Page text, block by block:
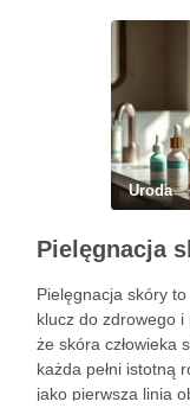
Uroda
Pielęgnacja skóry
klucz do zdrowego i
że skóra człowieka
każda pełni istotną
jako pierwsza linia